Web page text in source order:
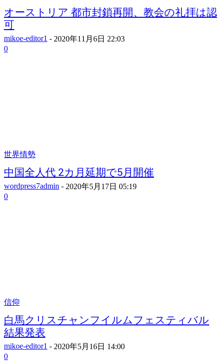
オーストリア 都市封鎖再開、教会の礼拝は認
可
mikoe-editor1 - 2020年11月6日 22:03
0
世界情勢
中国全人代 2カ月延期で5月開催
wordpress7admin - 2020年5月17日 05:19
0
信仰
白馬クリスチャンフイルムフェスティバル
結果発表
mikoe-editor1 - 2020年5月16日 14:00
0